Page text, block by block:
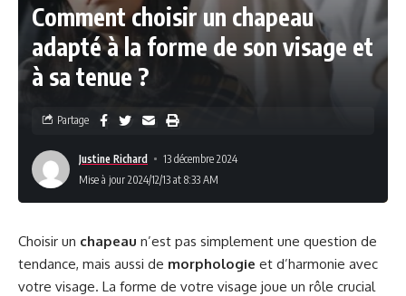
Comment choisir un chapeau
adapté à la forme de son visage et
à sa tenue ?
Justine Richard
13 décembre 2024
Mise à jour 2024/12/13 at 8:33 AM
Partage
Choisir un chapeau n’est pas simplement une question de
tendance, mais aussi de morphologie et d’harmonie avec
votre visage. La forme de votre visage joue un rôle crucial